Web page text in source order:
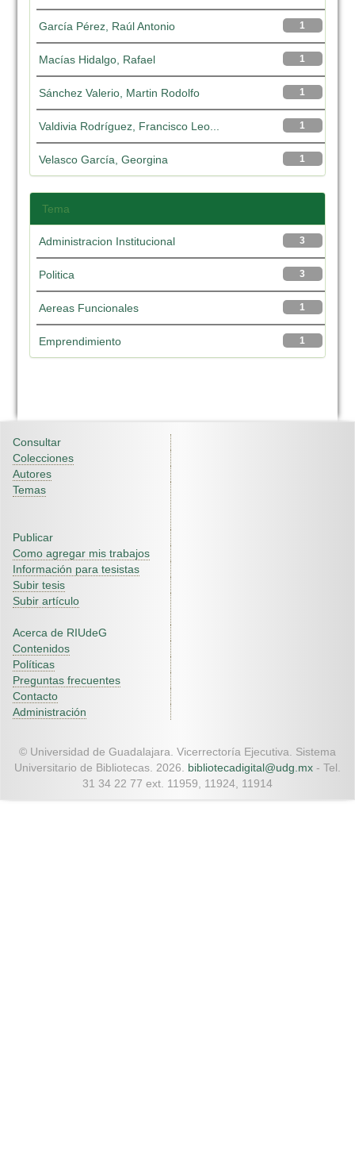
1
García Pérez, Raúl Antonio
1
Macías Hidalgo, Rafael
1
Sánchez Valerio, Martin Rodolfo
1
Valdivia Rodríguez, Francisco Leo...
1
Velasco García, Georgina
Tema
3
Administracion Institucional
3
Politica
1
Aereas Funcionales
1
Emprendimiento
Consultar
Colecciones
Autores
Temas
Publicar
Como agregar mis trabajos
Información para tesistas
Subir tesis
Subir artículo
Acerca de RIUdeG
Contenidos
Políticas
Preguntas frecuentes
Contacto
Administración
© Universidad de Guadalajara. Vicerrectoría Ejecutiva. Sistema
Universitario de Bibliotecas. 2026. bibliotecadigital@udg.mx - Tel.
31 34 22 77 ext. 11959, 11924, 11914